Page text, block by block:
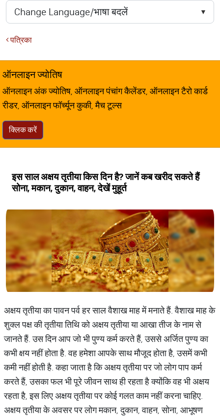
पत्रिका
ऑनलाइन ज्योतिष
ऑनलाइन अंक ज्योतिष, ऑनलाइन पंचांग कैलेंडर, ऑनलाइन टैरो कार्ड
रीडर, ऑनलाइन फॉर्च्यून कुकी, मैच टूल्स
क्लिक करें
इस साल अक्षय तृतीया किस दिन है? जानें कब खरीद सकते हैं
सोना, मकान, दुकान, वाहन, देखें मुहूर्त
अक्षय तृतीया का पावन पर्व हर साल वैशाख माह में मनाते हैं. वैशाख माह के
शुक्ल पक्ष की तृतीया तिथि को अक्षय तृतीया या आखा तीज के नाम से
जानते हैं. उस दिन आप जो भी पुण्य कर्म करते हैं, उससे अर्जित पुण्य का
कभी क्षय नहीं होता है. वह हमेशा आपके साथ मौजूद होता है, उसमें कभी
कमी नहीं होती है. कहा जाता है कि अक्षय तृतीया पर जो लोग पाप कर्म
करते हैं, उसका फल भी पूरे जीवन साथ ही रहता है क्यों​कि वह भी अक्षय
रहता है, इस लिए अक्षय तृतीया पर कोई गलत काम नहीं करना चाहिए.
अक्षय तृतीया के अवसर पर लोग मकान, दुकान, वाहन, सोना, आभूषण